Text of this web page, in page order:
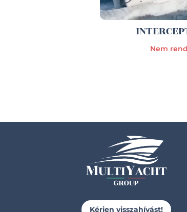
Nem
Kérjen visszahívást!